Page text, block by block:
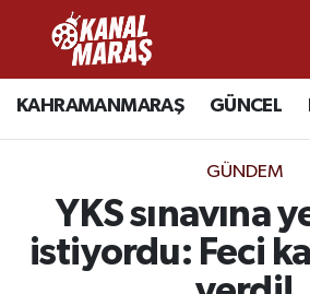
KAHRAMANMARAŞ GÜNCEL
GÜNDEM
YKS sınavına
istiyordu: Feci
CANLI YAYIN
KAHRAMANMARAŞ
SPOR
Kahramanmaraş Nöbetçi
Kahramanmaraş Hava
Kahramanmaraş Namaz
Kahramanmaraş Trafik